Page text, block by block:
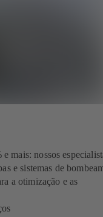
mais: nossos
e sistemas de
a otimização e as